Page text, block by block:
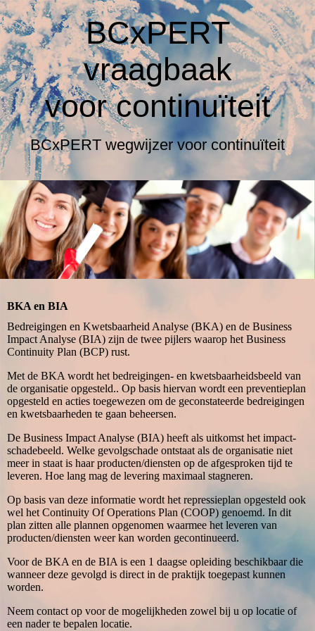
BCxPERT
vraagbaak
voorcontinuïteit
BCxPERT wegwijzer voor continuïteit
BKA en BIA
Bedreigingen en Kwetsbaarheid Analyse (BKA) en de Business
Impact Analyse (BIA) zijn de twee pijlers waarop het Business
Continuity Plan (BCP) rust.
Met de BKA wordt het bedreigingen- en kwetsbaarheidsbeeld van
de organisatie opgesteld.. Op basis hiervan wordt een preventieplan
opgesteld en acties toegewezen om de geconstateerde bedreigingen
en kwetsbaarheden te gaan beheersen.
De Business Impact Analyse (BIA) heeft als uitkomst het impact-
schadebeeld. Welke gevolgschade ontstaat als de organisatie niet
meer in staat is haar producten/diensten op de afgesproken tijd te
leveren. Hoe lang mag de levering maximaal stagneren.
Op basis van deze informatie wordt het repressieplan opgesteld ook
wel het Continuity Of Operations Plan (COOP) genoemd. In dit
plan zitten alle plannen opgenomen waarmee het leveren van
producten/diensten weer kan worden gecontinueerd.
Voor de BKA en de BIA is een 1 daagse opleiding beschikbaar die
wanneer deze gevolgd is direct in de praktijk toegepast kunnen
worden.
Neem contact op voor de mogelijkheden zowel bij u op locatie of
een nader te bepalen locatie.